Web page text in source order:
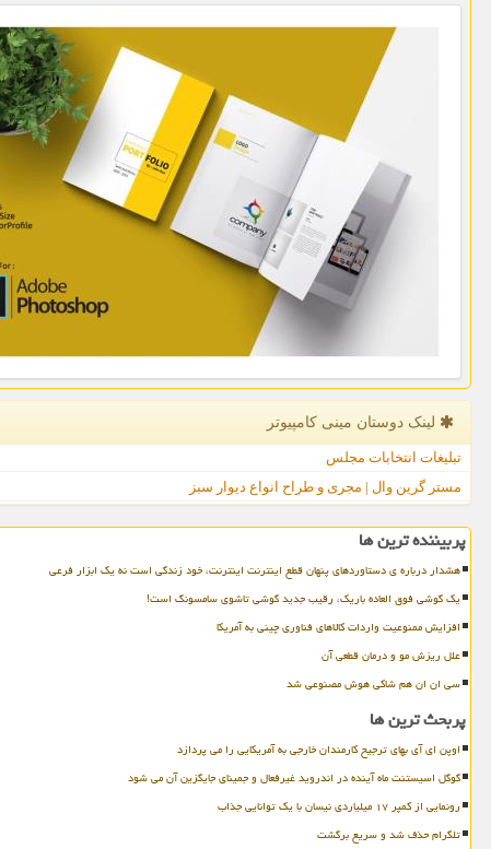
لینک دوستان مینی كامپیوتر
تبلیغات انتخابات مجلس
مستر گرین وال | مجری و طراح انواع دیوار سبز
پربیننده ترین ها
هشدار درباره ی دستاوردهای پنهان قطع اینترنت اینترنت، خود زندگی است نه یک ابزار فرعی
یک گوشی فوق العاده باریک، رقیب جدید گوشی تاشوی سامسونگ است!
افزایش ممنوعیت واردات کالاهای فناوری چینی به آمریکا
علل ریزش مو و درمان قطعی آن
سی ان ان هم شاکی هوش مصنوعی شد
پربحث ترین ها
اوپن ای آی بهای ترجیح کارمندان خارجی به آمریکایی را می پردازد
گوگل اسیستنت ماه آینده در اندروید غیرفعال و جمینای جایگزین آن می شود
رونمایی از کمپر ۱۷ میلیاردی نیسان با یک توانایی جذاب
تلگرام حذف شد و سریع برگشت